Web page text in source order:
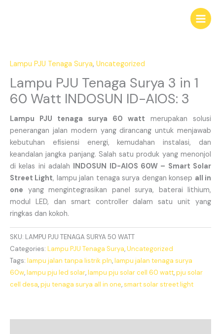
Lampu PJU Tenaga Surya, Uncategorized
Lampu PJU Tenaga Surya 3 in 1
60 Watt INDOSUN ID-AIOS: 3
Lampu PJU tenaga surya 60 watt merupakan solusi
penerangan jalan modern yang dirancang untuk menjawab
kebutuhan efisiensi energi, kemudahan instalasi, dan
keandalan jangka panjang. Salah satu produk yang menonjol
di kelas ini adalah INDOSUN ID-AIOS 60W – Smart Solar
Street Light, lampu jalan tenaga surya dengan konsep all in
one yang mengintegrasikan panel surya, baterai lithium,
modul LED, dan smart controller dalam satu unit yang
ringkas dan kokoh.
SKU: LAMPU PJU TENAGA SURYA 50 WATT
Categories: Lampu PJU Tenaga Surya,Uncategorized
Tags: lampu jalan tanpa listrik pln,lampu jalan tenaga surya
60w,lampu pju led solar,lampu pju solar cell 60 watt,pju solar
cell desa,pju tenaga surya all in one,smart solar street light